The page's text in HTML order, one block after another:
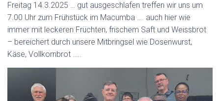
C
A
Freitag 14.3.2025 … gut ausgeschlafen treffen wir uns um
7.00 Uhr zum Frühstück im Macumba …. auch hier wie
immer mit leckeren Früchten, frischem Saft und Weissbrot
– bereichert durch unsere Mitbringsel wie Dosenwurst,
Käse, Vollkornbrot …..